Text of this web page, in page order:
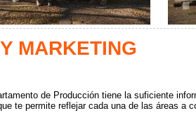
MARKETING
de Producción tiene la suficiente
te permite reflejar cada una de las áreas a